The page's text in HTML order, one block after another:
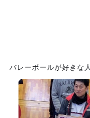
バレーボールが好きな